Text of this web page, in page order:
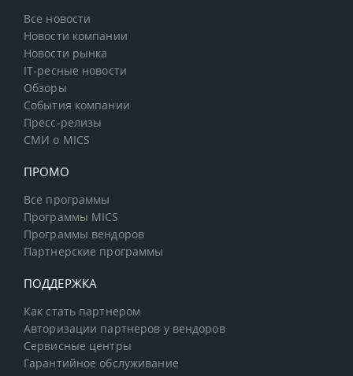
Все новости
Новости компании
Новости рынка
IT-ресные новости
Обзоры
События компании
Пресс-релизы
СМИ о MICS
ПРОМО
Все программы
Программы MICS
Программы вендоров
Партнерские программы
ПОДДЕРЖКА
Как стать партнером
Авторизации партнеров у вендоров
Сервисные центры
Гарантийное обслуживание